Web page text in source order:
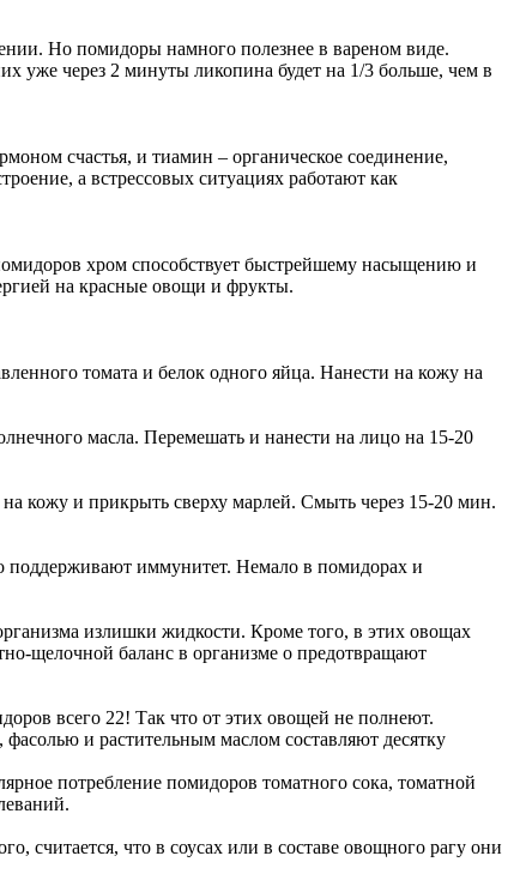
Но помидоры намного полезнее в вареном виде.
уже через 2 минуты ликопина будет на 1/3 больше, чем в
счастья, и тиамин – органическое соединение,
а встрессовых ситуациях работают как
хром способствует быстрейшему насыщению и
на красные овощи и фрукты.
томата и белок одного яйца. Нанести на кожу на
масла. Перемешать и нанести на лицо на 15-20
кожу и прикрыть сверху марлей. Смыть через 15-20 мин.
поддерживают иммунитет. Немало в помидорах и
излишки жидкости. Кроме того, в этих овощах
щелочной баланс в организме о предотвращают
всего 22! Так что от этих овощей не полнеют.
и растительным маслом составляют десятку
потребление помидоров томатного сока, томатной
считается, что в соусах или в составе овощного рагу они